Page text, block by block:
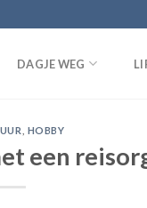
DAGJE WEG
HOBBY
een